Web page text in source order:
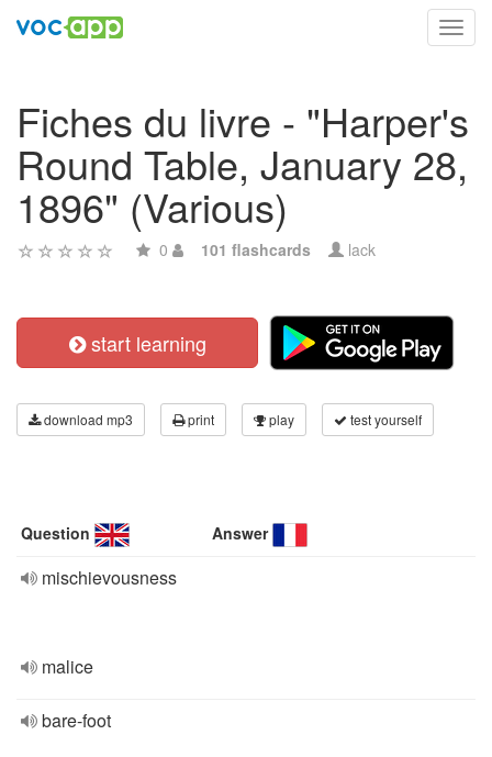
Fiches du livre - "Harper's
Round Table, January 28,
1896" (Various)
0 101 flashcards lack
start learning
download mp3 print play test yourself
Question Answer
mischievousness
malice
bare-foot